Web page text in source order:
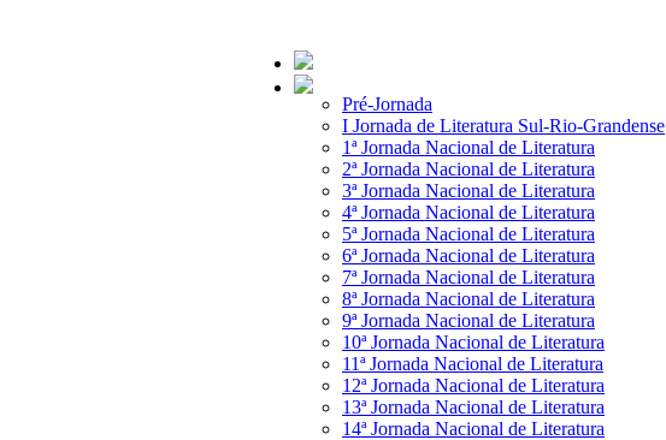
Pré-Jornada
I Jornada de Literatura Sul-Rio-Grandense
1ª Jornada Nacional de Literatura
2ª Jornada Nacional de Literatura
3ª Jornada Nacional de Literatura
4ª Jornada Nacional de Literatura
5ª Jornada Nacional de Literatura
6ª Jornada Nacional de Literatura
7ª Jornada Nacional de Literatura
8ª Jornada Nacional de Literatura
9ª Jornada Nacional de Literatura
10ª Jornada Nacional de Literatura
11ª Jornada Nacional de Literatura
12ª Jornada Nacional de Literatura
13ª Jornada Nacional de Literatura
14ª Jornada Nacional de Literatura